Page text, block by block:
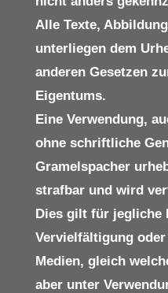
Alle Texte,
unterliegen dem
anderen Gesetzen
Eigentums.
Eine Verwendung,
ohne schriftliche
Gramelspacher
strafbar und wird
Dies gilt für jegliche
Vervielfältigung
Medien, gleich
aber unter